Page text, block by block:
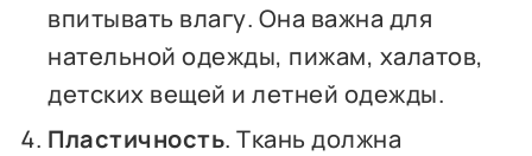
впитывать влагу. Она важна для
нательной одежды, пижам, халатов,
детских вещей и летней одежды.
Пластичность. Ткань должна